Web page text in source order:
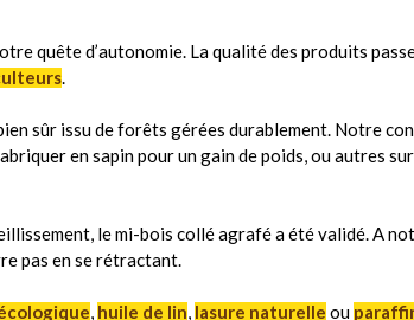
quête d’autonomie. La qualité des produits
.
sûr issu de forêts gérées durablement. Notre
en sapin pour un gain de poids, ou autres
le mi-bois collé agrafé a été validé. A
pas en se rétractant.
, huile de lin, lasure naturelle ou